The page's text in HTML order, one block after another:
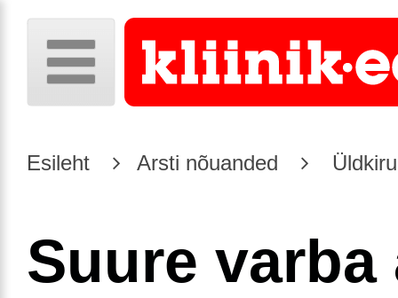
Esileht Arsti nõuanded
Suure varba